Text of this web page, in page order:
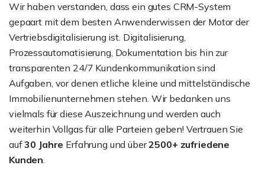
Wir haben verstanden, dass ein gutes CRM-System
gepaart mit dem besten Anwenderwissen der Motor der
Vertriebsdigitalisierung ist. Digitalisierung,
Prozessautomatisierung, Dokumentation bis hin zur
transparenten 24/7 Kundenkommunikation sind
Aufgaben, vor denen etliche kleine und mittelständische
Immobilienunternehmen stehen. Wir bedanken uns
vielmals für diese Auszeichnung und werden auch
weiterhin Vollgas für alle Parteien geben! Vertrauen Sie
auf30 Jahre Erfahrung und über2500+ zufriedene
Kunden.